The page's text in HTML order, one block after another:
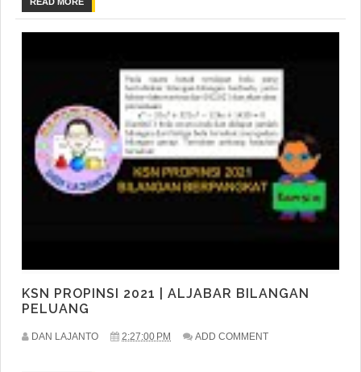
KSN PROPINSI 2021 | ALJABAR BILANGAN
PELUANG
DAN LAJANTO 2:27:00 PM ADD COMMENT